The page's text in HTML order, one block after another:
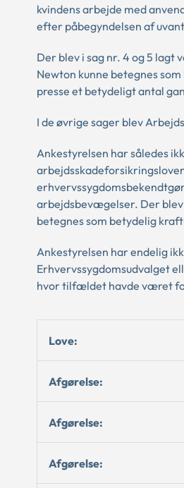
kvindens arbejde med
efter påbegyndelsen af
Der blev i sag nr. 4 og 5
Newton kunne betegnes
presse et betydeligt antal
I de øvrige sager blev
Ankestyrelsen har således
arbejdsbevægelser. Der
betegnes som betydelig
Ankestyrelsen har endelig
Erhvervssygdomsudvalget
hvor tilfældet havde været
Love:
Afgørelse:
Afgørelse:
Afgørelse: